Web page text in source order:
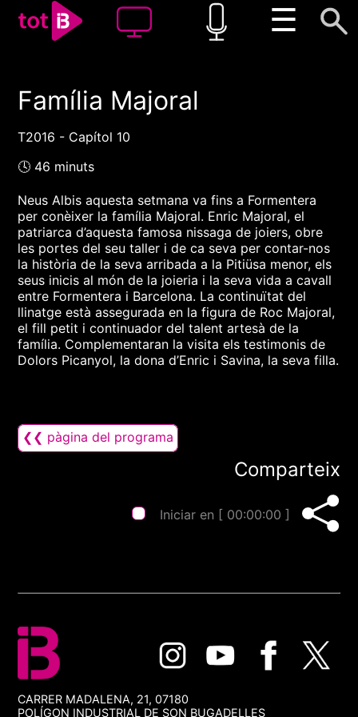
☰
00:00 00:00
1x
Família Majoral
T2016 - Capítol 10
🕓 46 minuts
Neus Albis aquesta setmana va fins a Formentera
per conèixer la família Majoral. Enric Majoral, el
patriarca d’aquesta famosa nissaga de joiers, obre
les portes del seu taller i de ca seva per contar-nos
la història de la seva arribada a la Pitiüsa menor, els
seus inicis al món de la joieria i la seva vida a cavall
entre Formentera i Barcelona. La continuïtat del
llinatge està assegurada en la figura de Roc Majoral,
el fill petit i continuador del talent artesà de la
família. Complementaran la visita els testimonis de
Dolors Picanyol, la dona d’Enric i Savina, la seva filla.
❮❮ pàgina del programa
Comparteix
Iniciar en [ 00:00:00 ]
CARRER MADALENA, 21, 07180
POLÍGON INDUSTRIAL DE SON BUGADELLES